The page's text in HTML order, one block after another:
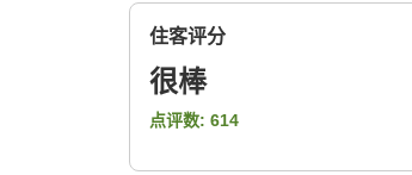
住客评分
很棒
点评数: 614